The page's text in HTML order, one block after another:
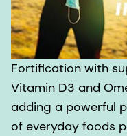
Fortification with
Vitamin D3 and
adding a powerful
of everyday foods